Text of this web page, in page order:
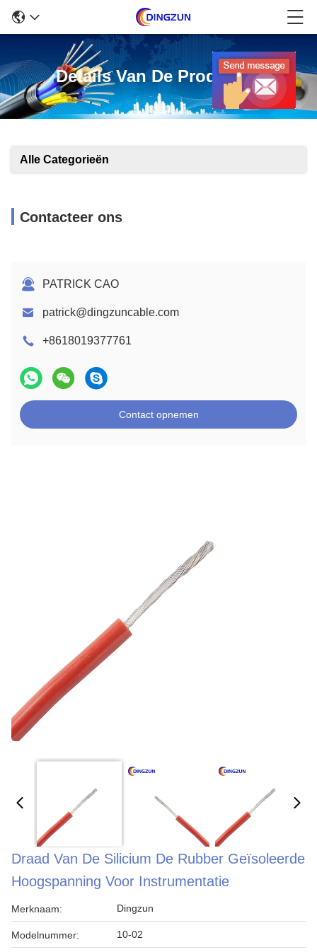
Details Van De Producten
Alle Categorieën
Contacteer ons
PATRICK CAO
patrick@dingzuncable.com
+8618019377761
Contact opnemen
Draad Van De Silicium De Rubber Geïsoleerde
Hoogspanning Voor Instrumentatie
Merknaam: Dingzun
Modelnummer: 10-02